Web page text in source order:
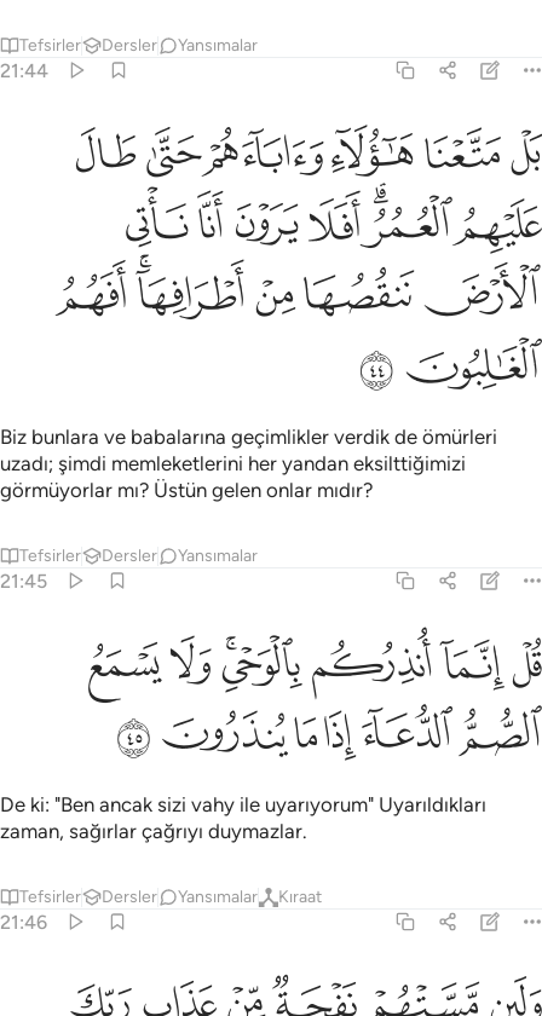
Tefsirler Dersler Yansımalar
21:44
بل متعنا هاولاء واباءهم حتى طال عليهم العمر افلا يرون انا ناتي الارض
بَلْ مَتَّعْنَا هَـٰٓؤُلَآءِ وَءَابَآءَهُمْ حَتَّىٰ طَالَ عَلَيْهِمُ ٱلْعُمُرُ
ﲮﲯﲰﲱﲲﲳ
ﲴﲵﲶﲷﲸﲹﲺ
ﲻﲼﲽﲾﲿﳀ
ﳁ ﳂ
Biz bunlara ve babalarına geçimlikler verdik de ömürleri
uzadı; şimdi memleketlerini her yandan eksilttiğimizi
görmüyorlar mı? Üstün gelen onlar mıdır?
Tefsirler Dersler Yansımalar
21:45
قل انما انذركم بالوحي ولا يسمع الصم الدعاء اذا ما ينذرون ٤٥
قُلْ إِنَّمَآ أُنذِرُكُم بِٱلْوَحْىِ ۚ وَلَا يَسْمَعُ ٱلصُّمُّ ٱلدُّعَآءَ إِذَا مَا يُنذَرُونَ ٤٥
ﱁﱂﱃﱄﱅﱆﱇ
ﱈﱉﱊﱋﱌﱍ
De ki: "Ben ancak sizi vahy ile uyarıyorum" Uyarıldıkları
zaman, sağırlar çağrıyı duymazlar.
Tefsirler Dersler Yansımalar Kıraat
21:46
ولين مستهم نفحة من عذاب ربك ليقولن يا ويلنا انا كنا ظالمين ٤٦
وَلَئِن مَّسَّتْهُمْ نَفْحَةٌۭ مِّنْ عَذَابِ رَبِّكَ لَيَقُولُنَّ يَـٰوَيْلَنَآ إِنَّا كُنَّا ظَـٰلِمِينَ ٤٦